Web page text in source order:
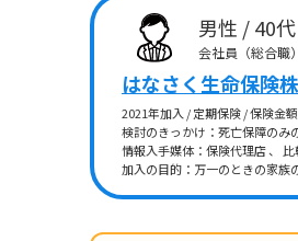
男性 / 40
会社員（総合職
はなさく生命保険
2021年加入 / 定期保険 / 保険金
検討のきっかけ：死亡保障のみ
情報入手媒体：保険代理店 、
加入の目的：万一のときの家族